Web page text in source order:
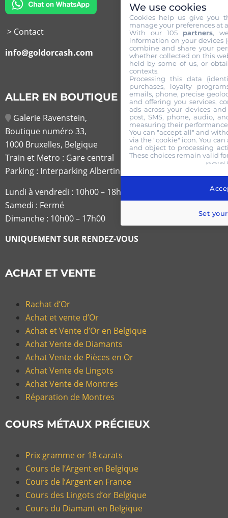
> Contact
info@goldorcash.com
ALLER EN BOUTIQUE
Galerie Ravenstein,
Boutique numéro 33,
1000 Bruxelles, Belgique
Train et Metro : Gare central
Parking : Interparking Albertine
Lundi à vendredi : 10h00 – 18h30
Samedi : Fermé
Dimanche : 10h00 – 17h00
UNIQUEMENT SUR RENDEZ-VOUS
ACHAT ET VENTE
Rachat d’Or
Achat et vente d’Or
Achat et Vente d’Or en Belgique
Achat Vente de Diamants
Achat Vente de Pièces en Or
Achat Vente de Lingots
Achat Vente de Montres
Réparation de Montres
COURS MÉTAUX PRÉCIEUX
Prix gramme or 18 carats
Cours de l’Argent en Belgique
Cours de l’Argent en France
Cours des Lingots d’or Belgique
Cours du Diamant en Belgique
We use cookies
Cookies help us give you
manage your preferences at
With our 105 partners,
information on your devices
combine and share your
whether collected on this
held by some of us, or
contexts.
Processing this data
purchases, loyalty
emails, phone, precise
and offering you services,
ads across your devices
post, SMS, phone, audio,
measuring their
You can "accept all" and
via the "cookie" icon. You
and object to processing
These choices remain valid
powered
Set